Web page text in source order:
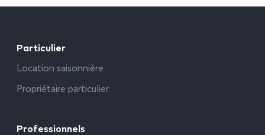
Particulier
Location saisonnière
Propriétaire particulier
Professionnels